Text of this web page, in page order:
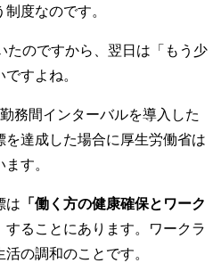
度なのです。
たのですから、翌日は「もう少
すよね。
務間インターバルを導入した
達成した場合に厚生労働省は
す。
は 「働く方の健康確保とワーク
することにあります。ワークラ
の調和のことです。